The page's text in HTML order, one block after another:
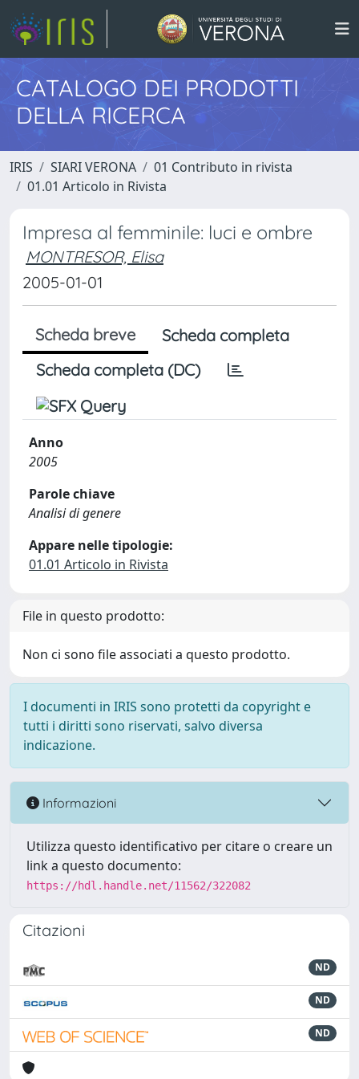
CATALOGO DEI PRODOTTI
DELLA RICERCA
IRIS SIARI VERONA
01 Contributo in rivista
01.01 Articolo in Rivista
Impresa al femminile: luci e ombre
MONTRESOR, Elisa
2005-01-01
Scheda breve
Scheda completa
Scheda completa (DC)
Anno
2005
Parole chiave
Analisi di genere
Appare nelle tipologie:
01.01 Articolo in Rivista
File in questo prodotto:
Non ci sono file associati a questo prodotto.
I documenti in IRIS sono protetti da copyright e
tutti i diritti sono riservati, salvo diversa
indicazione.
Informazioni
Utilizza questo identificativo per citare o creare un
link a questo documento:
https://hdl.handle.net/11562/322082
Citazioni
ND
ND
ND